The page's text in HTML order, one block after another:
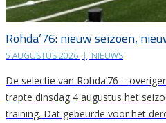
Rohda’76: nieuw seizoen,
5 AUGUSTUS 2026 | NIEUWS
De selectie van Rohda’76 –
trapte dinsdag 4 augustus het
training. Dat gebeurde voor het